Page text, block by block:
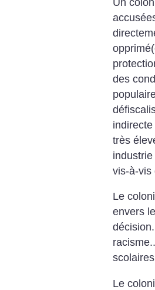
des
très
vis-à-vis
Le
envers
Le